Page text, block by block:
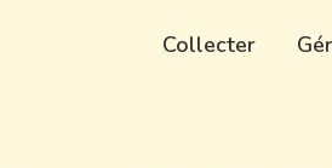
Collecter